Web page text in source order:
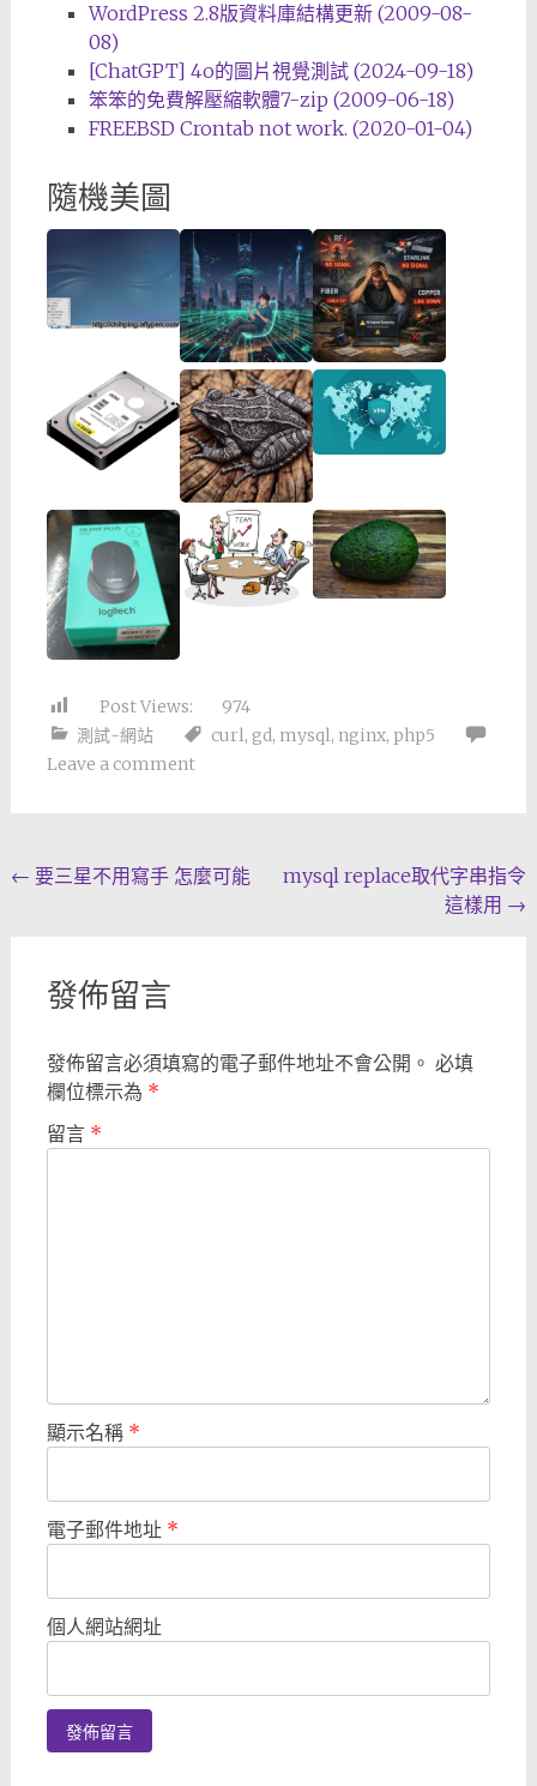
WordPress 2.8版資料庫結構更新 (2009-08-
08)
[ChatGPT] 4o的圖片視覺測試 (2024-09-18)
笨笨的免費解壓縮軟體7-zip (2009-06-18)
FREEBSD Crontab not work. (2020-01-04)
隨機美圖
Post Views:
974
測試-網站
curl, gd, mysql, nginx, php5
Leave a comment
Post
← 要三星不用寫手 怎麼可能
mysql replace取代字串指令
這樣用 →
發佈留言
發佈留言必須填寫的電子郵件地址不會公開。 必填
欄位標示為 *
留言 *
顯示名稱 *
電子郵件地址 *
個人網站網址